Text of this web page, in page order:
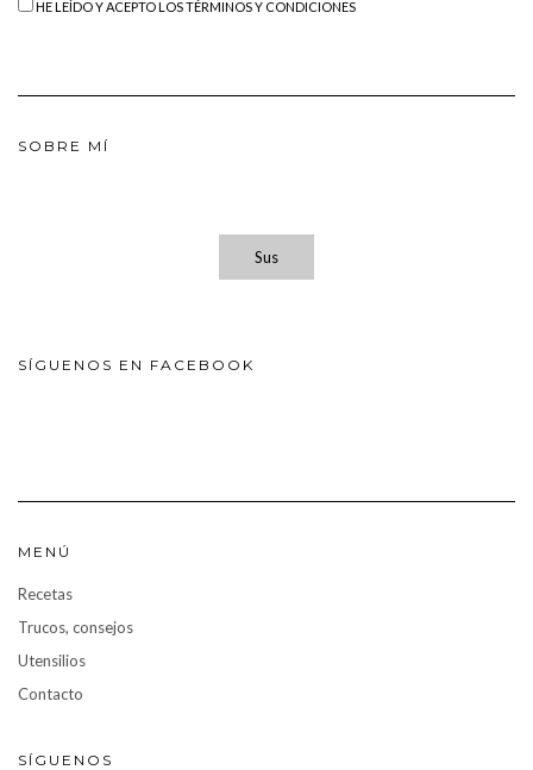
HE LEÍDO Y ACEPTO LOS TÉRMINOS Y CONDICIONES
SOBRE MÍ
Sus
SÍGUENOS EN FACEBOOK
MENÚ
Recetas
Trucos, consejos
Utensilios
Contacto
SÍGUENOS